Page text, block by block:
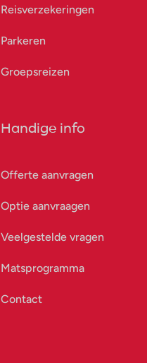
Reisverzekeringen
Parkeren
Groepsreizen
Handige info
Offerte aanvragen
Optie aanvraagen
Veelgestelde vragen
Matsprogramma
Contact